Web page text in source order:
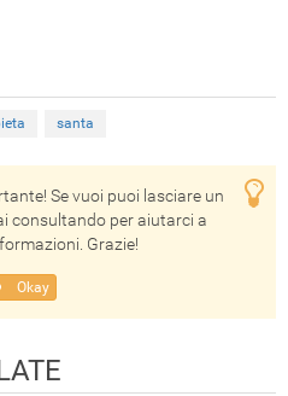
santa
Se vuoi puoi lasciare un
consultando per aiutarci a
Grazie!
Okay